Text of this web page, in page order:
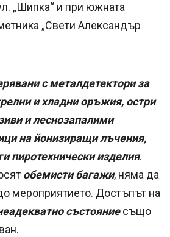
„Шипка“ и при южната
„Свети Александър
с металдетектори за
и хладни оръжия, остри
и леснозапалими
на йонизиращи лъчения,
пиротехнически изделия.
обемисти багажи, няма да
мероприятието. Достъпът на
състояниесъщо